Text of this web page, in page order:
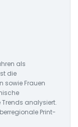
als
die
sowie Frauen
analysiert.
Print-